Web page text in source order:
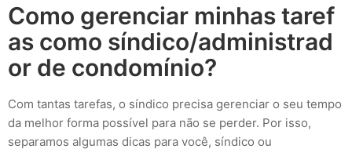
Como gerenciar minhas taref
as como síndico/administrad
or de condomínio?
Com tantas tarefas, o síndico precisa gerenciar o seu tempo
da melhor forma possível para não se perder. Por isso,
separamos algumas dicas para você, síndico ou